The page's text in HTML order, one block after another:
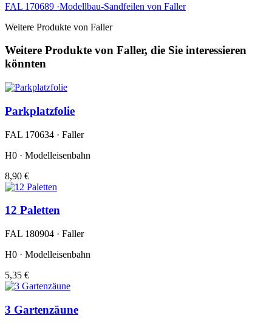
FAL 170689 ·Modellbau-Sandfeilen von Faller
Weitere Produkte von Faller
Weitere Produkte von Faller, die Sie interessieren
könnten
Parkplatzfolie
FAL 170634 · Faller
H0 · Modelleisenbahn
8,90 €
12 Paletten
FAL 180904 · Faller
H0 · Modelleisenbahn
5,35 €
3 Gartenzäune